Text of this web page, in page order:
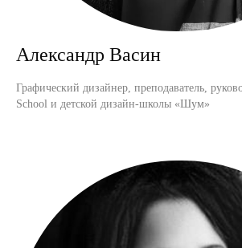
Александр Васин
Графический дизайнер, преподаватель,
School и детской дизайн-школы «Шум»